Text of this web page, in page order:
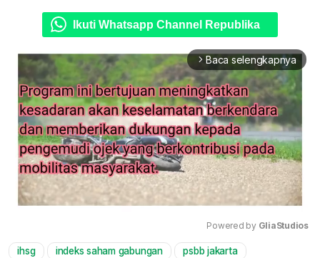
Ikuti Whatsapp Channel Republika
arrow_forward_ios Baca selengkapnya
Powered by GliaStudios
ihsg indeks saham gabungan psbb jakarta